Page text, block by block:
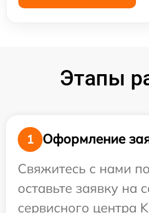
Этапы
1
Оформление
Свяжитесь с нами
оставьте заявку на
сервисного центра